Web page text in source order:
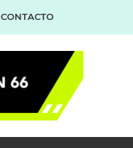
CONTACTO